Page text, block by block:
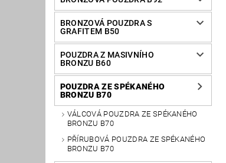
BRONZOVÁ POUZDRA S
GRAFITEM B50
POUZDRA Z MASIVNÍHO
BRONZU B60
POUZDRA ZE SPÉKANÉHO
BRONZU B70
VÁLCOVÁ POUZDRA ZE SPÉKANÉHO
BRONZU B70
PŘÍRUBOVÁ POUZDRA ZE SPÉKANÉHO
BRONZU B70